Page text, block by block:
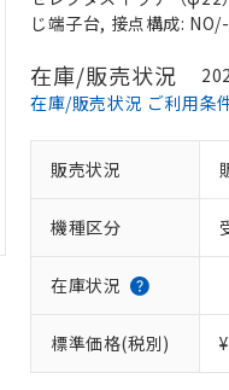
じ端子台, 接点構成:
在庫/販売状況
在庫/販売状況 ご利用条
販売状況
機種区分
在庫状況
標準価格(税別)